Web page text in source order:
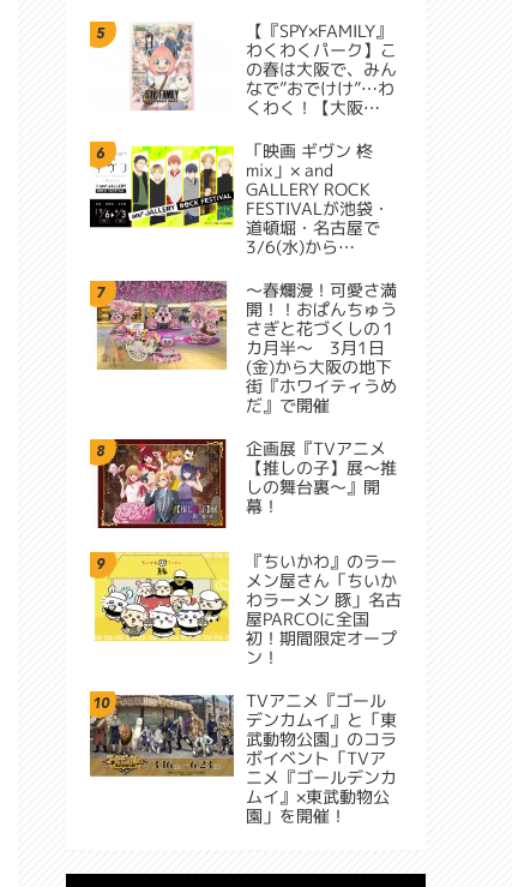
5
【『SPY×FAMILY』
わくわくパーク】こ
の春は大阪で、みん
なで”おでけけ”…わ
くわく！【大阪…
6
「映画 ギヴン 柊
mix」× and
GALLERY ROCK
FESTIVALが池袋・
道頓堀・名古屋で
3/6(水)から…
7
～春爛漫！可愛さ満
開！！おぱんちゅう
さぎと花づくしの１
カ月半～ 3月1日
(金)から大阪の地下
街『ホワイティうめ
だ』で開催
8
企画展『TVアニメ
【推しの子】展～推
しの舞台裏～』開
幕！
9
『ちいかわ』のラー
メン屋さん「ちいか
わラーメン 豚」名古
屋PARCOに全国
初！期間限定オープ
ン！
10
TVアニメ『ゴール
デンカムイ』と「東
武動物公園」のコラ
ボイベント「TVア
ニメ『ゴールデンカ
ムイ』×東武動物公
園」を開催！